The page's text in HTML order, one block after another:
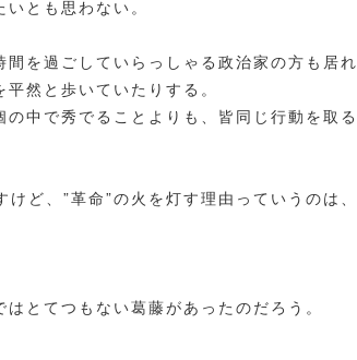
とも思わない。
を過ごしていらっしゃる政治家の方も居れ
然と歩いていたりする。
中で秀でることよりも、皆同じ行動を取る
ど、”革命”の火を灯す理由っていうのは、
とてつもない葛藤があったのだろう。